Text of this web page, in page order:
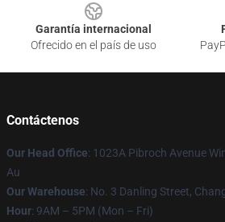
Garantía internacional
Ofrecido en el país de uso
Contáctenos
Our Head Office: 1023A Pibroch Avenue
Au
Our Warehouse: No. 3 Danling Street,
Hour: 9AM – 5PM (Mon – Fri)